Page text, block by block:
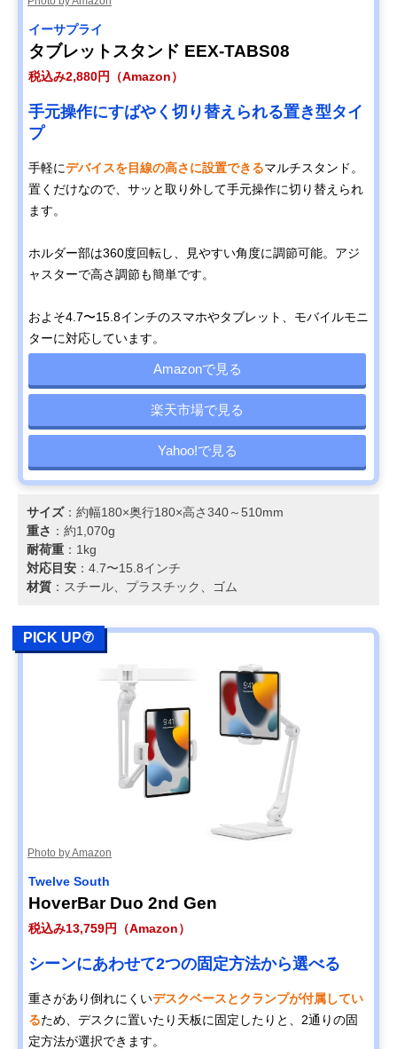
イーサプライ
タブレットスタンド EEX-TABS08
税込み2,880円（Amazon）
手元操作にすばやく切り替えられる置き型タイ
プ
手軽にデバイスを目線の高さに設置できるマルチスタンド。
置くだけなので、サッと取り外して手元操作に切り替えられ
ます。
ホルダー部は360度回転し、見やすい角度に調節可能。アジ
ャスターで高さ調節も簡単です。
およそ4.7〜15.8インチのスマホやタブレット、モバイルモニ
ターに対応しています。
Amazonで見る
楽天市場で見る
Yahoo!で見る
サイズ：約幅180×奥行180×高さ340～510mm
重さ ：約1,070g
耐荷重 ：1kg
対応目安 ：4.7〜15.8インチ
材質 ：スチール、プラスチック、ゴム
PICK UP⑦
Photo by Amazon
Twelve South
HoverBar Duo 2nd Gen
税込み13,759円（Amazon）
シーンにあわせて2つの固定方法から選べる
重さがあり倒れにくいデスクベースとクランプが付属してい
るため、デスクに置いたり天板に固定したりと、2通りの固
定方法が選択できます。